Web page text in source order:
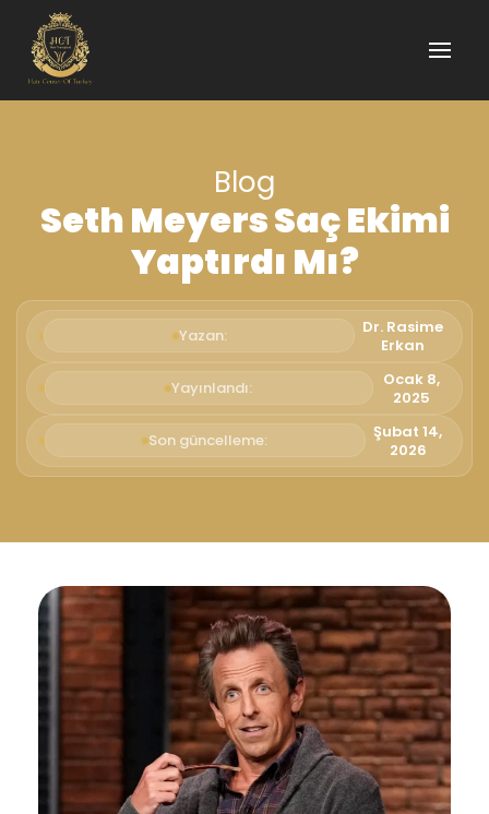
Blog
Seth Meyers Saç Ekimi
Yaptırdı Mı?
Yazan:
Dr. Rasime
Erkan
Yayınlandı:
Ocak 8,
2025
Son güncelleme:
Şubat 14,
2026